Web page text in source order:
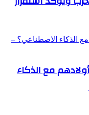
الذكاء الاصطناعي؟ –
مع الذكاء